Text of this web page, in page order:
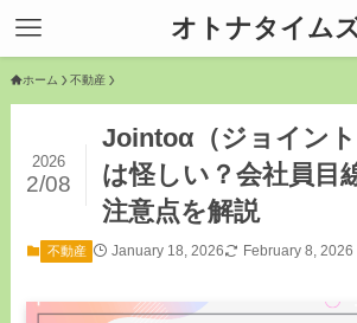
オトナタイム
ホーム 不動産
Jointoα（ジョイント
は怪しい？会社員目
注意点を解説
2026
2/08
不動産 January 18, 2026 February 8, 2026